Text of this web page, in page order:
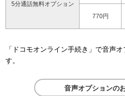
5分通話無料オプション
770円
「ドコモオンライン手続き」で音声
す。
音声オプションの